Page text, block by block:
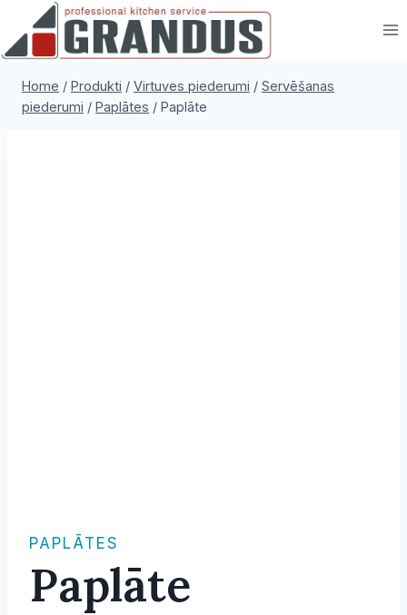
content
Home / Produkti / Virtuves piederumi / Servēšanas
piederumi / Paplātes / Paplāte
PAPLĀTES
Paplāte